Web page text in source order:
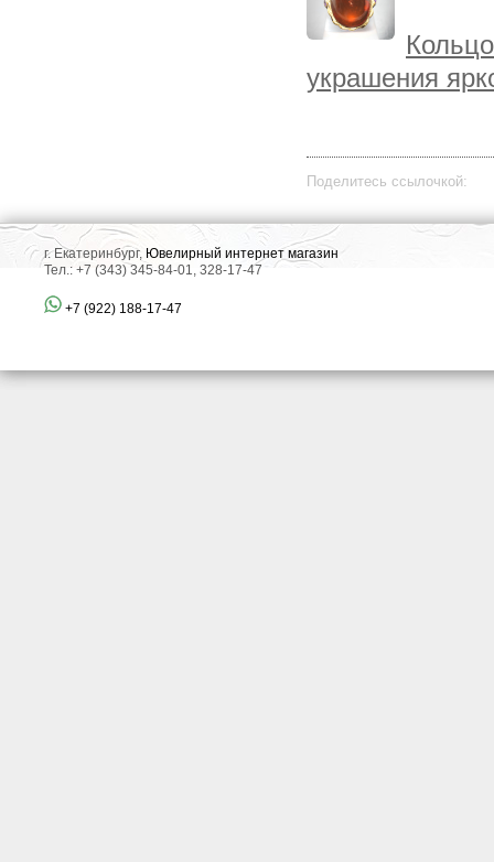
украшения
Поделитесь ссылочкой:
г. Екатеринбург, Ювелирный интернет магазин
Тел.: +7 (343) 345-84-01, 328-17-47
+7 (922) 188-17-47